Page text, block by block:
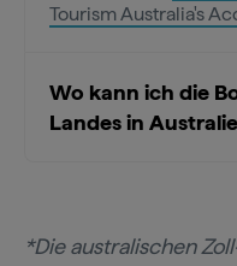
Tourism Australia's
Wo kann ich die
Landes in
*Die australischen